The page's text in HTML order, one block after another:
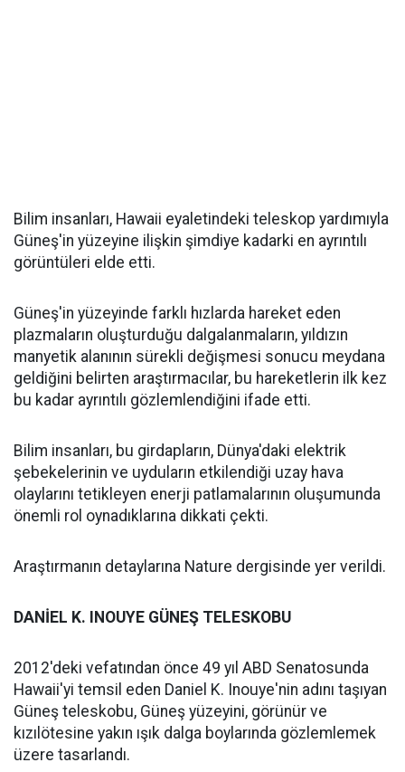
Bilim insanları, Hawaii eyaletindeki teleskop yardımıyla
Güneş'in yüzeyine ilişkin şimdiye kadarki en ayrıntılı
görüntüleri elde etti.
Güneş'in yüzeyinde farklı hızlarda hareket eden
plazmaların oluşturduğu dalgalanmaların, yıldızın
manyetik alanının sürekli değişmesi sonucu meydana
geldiğini belirten araştırmacılar, bu hareketlerin ilk kez
bu kadar ayrıntılı gözlemlendiğini ifade etti.
Bilim insanları, bu girdapların, Dünya'daki elektrik
şebekelerinin ve uyduların etkilendiği uzay hava
olaylarını tetikleyen enerji patlamalarının oluşumunda
önemli rol oynadıklarına dikkati çekti.
Araştırmanın detaylarına Nature dergisinde yer verildi.
DANİEL K. INOUYE GÜNEŞ TELESKOBU
2012'deki vefatından önce 49 yıl ABD Senatosunda
Hawaii'yi temsil eden Daniel K. Inouye'nin adını taşıyan
Güneş teleskobu, Güneş yüzeyini, görünür ve
kızılötesine yakın ışık dalga boylarında gözlemlemek
üzere tasarlandı.